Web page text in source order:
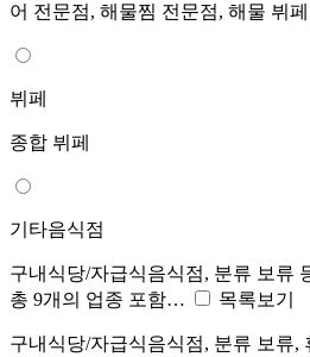
어 전문점, 해물찜 전문점, 해물 뷔페
뷔페
종합 뷔페
기타음식점
구내식당/자급식음식점, 분류 보류
총 9개의 업종 포함…
목록보기
구내식당/자급식음식점, 분류 보류,